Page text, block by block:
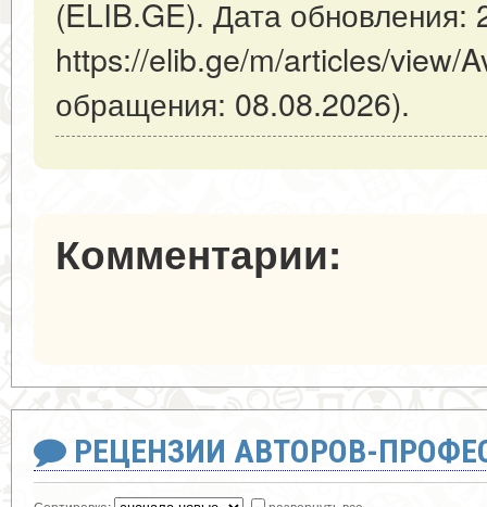
(ELIB.GE). Дата обновления:
https://elib.ge/m/articles/view/
обращения: 08.08.2026).
Комментарии:
РЕЦЕНЗИИ АВТОРОВ-